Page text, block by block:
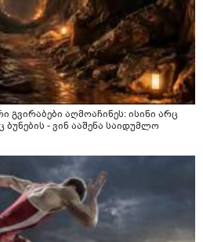
გვირაბები აღმოაჩინეს: ისინი არც
- ვინ ააშენა საიდუმლო